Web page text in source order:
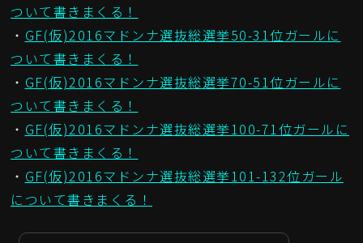
ついて書きまくる！
・ GF(仮)2016マドンナ選抜総選挙50-31位ガールに
ついて書きまくる！
・ GF(仮)2016マドンナ選抜総選挙70-51位ガールに
ついて書きまくる！
・ GF(仮)2016マドンナ選抜総選挙100-71位ガールに
ついて書きまくる！
・ GF(仮)2016マドンナ選抜総選挙101-132位ガール
について書きまくる！